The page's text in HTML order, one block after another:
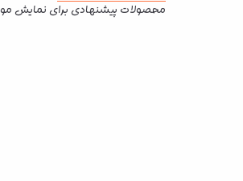
محصولات پیشنهادی برای نمایش